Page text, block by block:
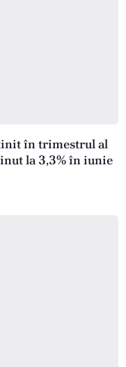
în trimestrul al
la 3,3% în iunie